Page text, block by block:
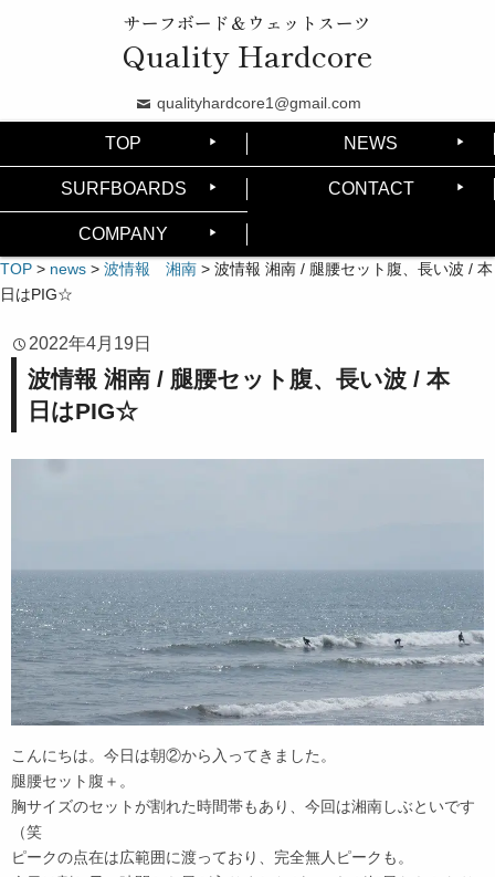
サーフボード＆ウェットスーツ
Quality Hardcore
qualityhardcore1@gmail.com
TOP NEWS
SURFBOARDS CONTACT
COMPANY
TOP > news > 波情報 湘南 > 波情報 湘南 / 腿腰セット腹、長い波 / 本
日はPIG☆
2022年4月19日
波情報 湘南 / 腿腰セット腹、長い波 / 本
日はPIG☆
こんにちは。今日は朝②から入ってきました。
腿腰セット腹＋。
胸サイズのセットが割れた時間帯もあり、今回は湘南しぶといです
（笑
ピークの点在は広範囲に渡っており、完全無人ピークも。